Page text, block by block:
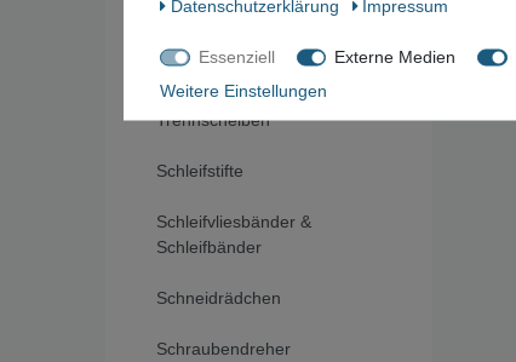
Schleifscheiben &
Trennscheiben
Schleifstifte
Schleifvliesbänder &
Schleifbänder
Schneidrädchen
Schraubendreher
Daten­schutz­erklärung
Impressum
Essenziell Externe Medien
Weitere Einstellungen